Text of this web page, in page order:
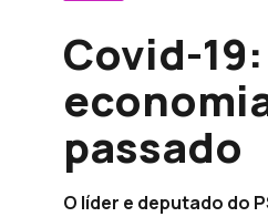
Covid-
passado
O líder e deputado do